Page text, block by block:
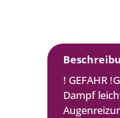
! GEFAHR
Dampf